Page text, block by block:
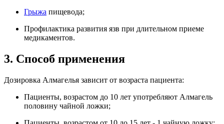
Грыжа пищевода;
Профилактика развития язв при длительном приеме
медикаментов.
3. Способ применения
Дозировка Алмагелья зависит от возраста пациента:
Пациенты, возрастом до 10 лет употребляют Алмагель
половину чайной ложки;